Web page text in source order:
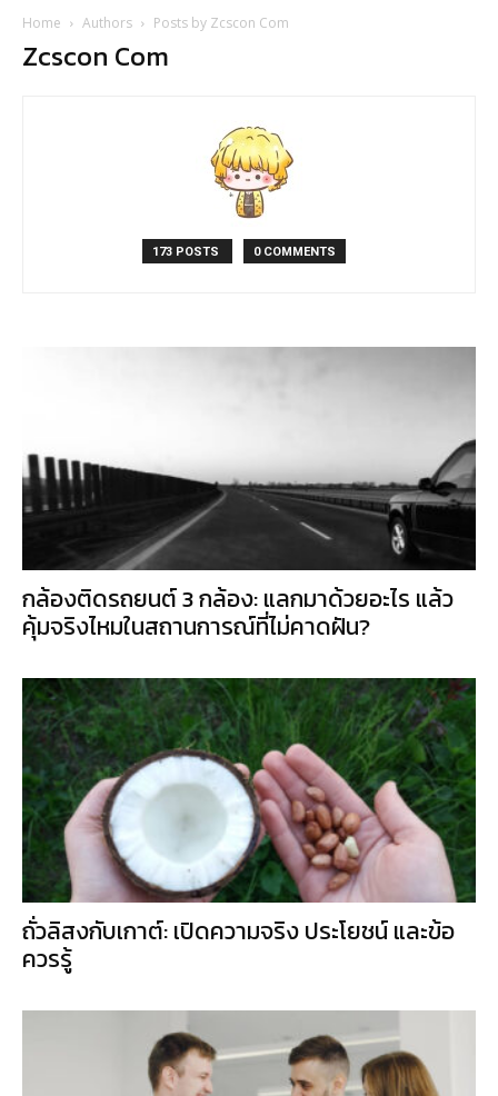
Home Authors Posts by Zcscon Com
Zcscon Com
173 POSTS 0 COMMENTS
กล้องติดรถยนต์ 3 กล้อง: แลกมาด้วยอะไร แล้ว
คุ้มจริงไหมในสถานการณ์ที่ไม่คาดฝัน?
ถั่วลิสงกับเกาต์: เปิดความจริง ประโยชน์ และข้อ
ควรรู้